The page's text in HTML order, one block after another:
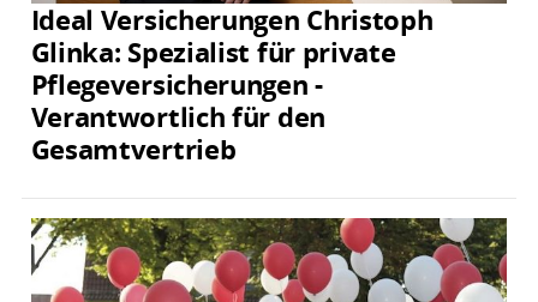
Ideal Versicherungen Christoph
Glinka: Spezialist für private
Pflegeversicherungen -
Verantwortlich für den
Gesamtvertrieb